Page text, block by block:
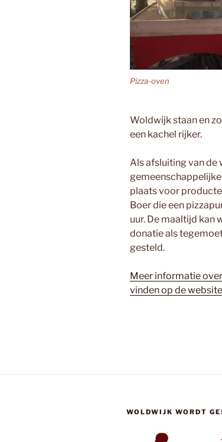
Pizza-oven
Woldwijk staan en
een kachel rijker.
Als afsluiting van de
plaats voor
Boer die een
uur. De maaltijd kan
donatie als
gesteld.
Meer informatie
vinden op de
WOLDWIJK WORDT